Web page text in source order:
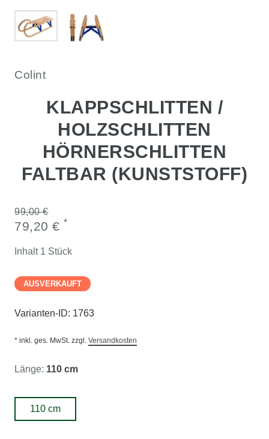
Colint
KLAPPSCHLITTEN /
HOLZSCHLITTEN
HÖRNERSCHLITTEN
FALTBAR (KUNSTSTOFF)
99,00 €
79,20 € *
Inhalt 1 Stück
AUSVERKAUFT
Varianten-ID: 1763
* inkl. ges. MwSt. zzgl. Versandkosten
Länge: 110 cm
110 cm